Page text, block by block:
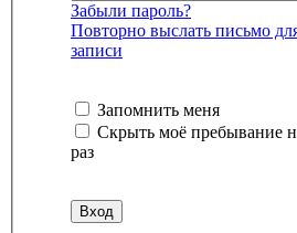
Забыли пароль?
Повторно выслать письмо
записи
Запомнить меня
Скрыть моё пребывание
раз